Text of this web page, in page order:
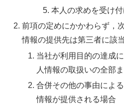
本人の求めを受け
前項の定めにかかわらず，
情報の提供先は第三者に該
当社が利用目的の達成
人情報の取扱いの全部
合併その他の事由によ
情報が提供される場合